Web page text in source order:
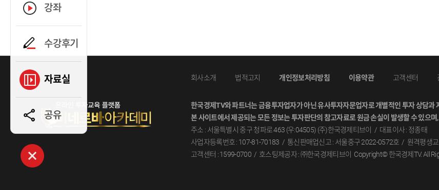
강좌
수강후기
자료실
공유
회사소개 법적고지 개인정보처리방침 이용약관 고객센터
한국경제TV와파트너는금융투자업자가아닌유사투자자문업자로개별적인투자상담과
본사이트에서제공되는모든정보는투자판단의참고자료로원금손실이발생할수있으
주소:서울특별시중구청파로463(우:04505)(주)한국경제티브이
대표이사:정종태
사업자등록번호:107-81-70183
통신판매업신고:서울중구2022-0572호
원격평생
고객센터:1599-0700
호스팅제공자:㈜한국경제티브이 Copyright©한국경제